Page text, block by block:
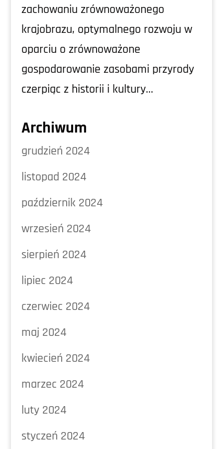
zachowaniu zrównoważonego
krajobrazu, optymalnego rozwoju w
oparciu o zrównoważone
gospodarowanie zasobami przyrody
czerpiąc z historii i kultury...
Archiwum
grudzień 2024
listopad 2024
październik 2024
wrzesień 2024
sierpień 2024
lipiec 2024
czerwiec 2024
maj 2024
kwiecień 2024
marzec 2024
luty 2024
styczeń 2024